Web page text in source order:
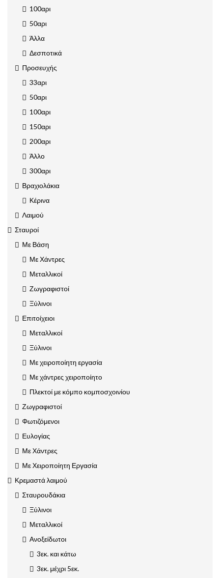
100αρι
50αρι
Άλλα
Δεσποτικά
Προσευχής
33αρι
50αρι
100αρι
150αρι
200αρι
Άλλο
300αρι
Βραχιολάκια
Κέρινα
Λαιμού
Σταυροί
Με Βάση
Με Χάντρες
Μεταλλικοί
Ζωγραφιστοί
Ξύλινοι
Επιτοίχειοι
Μεταλλικοί
Ξύλινοι
Με χειροποίητη εργασία
Με χάντρες χειροποίητο
Πλεκτοί με κόμπο κομποσχοινίου
Ζωγραφιστοί
Φωτιζόμενοι
Ευλογίας
Με Χάντρες
Με Χειροποίητη Εργασία
Κρεμαστά λαιμού
Σταυρουδάκια
Ξύλινοι
Μεταλλικοί
Ανοξείδωτοι
3εκ. και κάτω
3εκ. μέχρι 5εκ.